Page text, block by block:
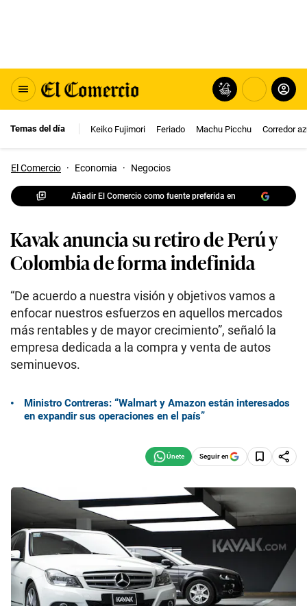
Temas del día Keiko Fujimori Feriado Machu Picchu Corredor
El Comercio · Economia · Negocios
Añadir El Comercio como fuente preferida en
Kavak anuncia su retiro de Perú y
Colombia de forma indefinida
“De acuerdo a nuestra visión y objetivos vamos a
enfocar nuestros esfuerzos en aquellos mercados
más rentables y de mayor crecimiento”, señaló la
empresa dedicada a la compra y venta de autos
seminuevos.
Ministro Contreras: “Walmart y Amazon están interesados
en expandir sus operaciones en el país”
Seguir en